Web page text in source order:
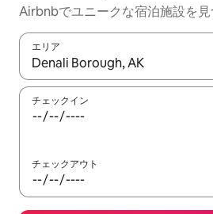
Airbnbでユニークな宿泊施設を見
エリア
検索結果が表示されたら、上下の
チェックイン
チェックアウト